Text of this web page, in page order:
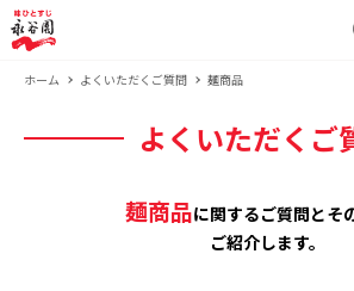
ホーム よくいただくご質問 麺商品
よくいただくご
麺商品に関するご質問とそ
ご紹介します。